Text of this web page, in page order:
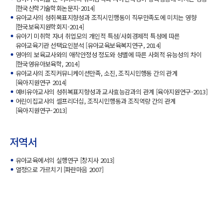
[한국산학기술학회논문지-2014]
유아교사의 성취목표지향성과 조직시민행동이 직무만족도에 미치는 영향
[한국보육지원학회지-2014]
유아기 미취학 자녀 취업모의 개인적 특성/사회경제적 특성에 따른
유아교육기관 선택요인분석 [유아교육보육복지연구, 2014]
영아의 보육교사와의 애착안정성 정도와 성별에 따른 사회적 유능성의 차이
[한국영유아보육학, 2014]
유아교사의 조직커뮤니케이션만족, 소진, 조직시민행동 간의 관계
[육아지원연구 2014]
예비유아교사의 성취복표지향성과 교사효능감과의 관계 [육아지원연구-2013]
어린이집교사의 셀프리더십, 조직시민행동과 조직역량 간의 관계
[육아지원연구-2013]
저역서
유아교육에서의 실행연구 [창지사 2013]
열정으로 가르치기 [파란마음 2007]